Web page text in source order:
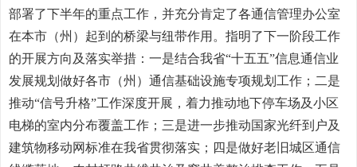
部署了下半年的重点工作，并充分肯定了各通信管理办公室
在本市（州）起到的桥梁与纽带作用。指明了下一阶段工作
的开展方向及落实举措：一是结合我省“十五五”信息通信业
发展规划做好各市（州）通信基础设施专项规划工作；二是
推动“信号升格”工作深度开展，着力推动地下停车场及小区
电梯的室内分布覆盖工作；三是进一步推动国家光纤到户及
建筑物移动网标准在我省贯彻落实；四是做好老旧城区通信